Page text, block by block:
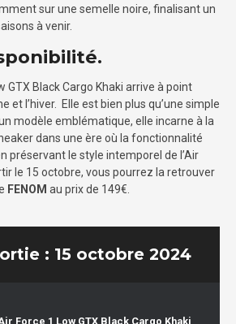
sur une semelle noire, finalisant un
à venir.
GTX Black Cargo Khaki arrive à point
et l’hiver. Elle est bien plus qu’une simple
modèle emblématique, elle incarne à la
dans une ère où la fonctionnalité
préservant le style intemporel de l’Air
le 15 octobre, vous pourrez la retrouver
FENOM au prix de 149€.
: 15 octobre 2024
Force 1 Low GTX Black Cargo Khaki